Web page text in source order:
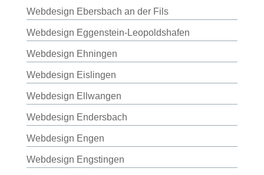
Webdesign Ebersbach an der Fils
Webdesign Eggenstein-Leopoldshafen
Webdesign Ehningen
Webdesign Eislingen
Webdesign Ellwangen
Webdesign Endersbach
Webdesign Engen
Webdesign Engstingen